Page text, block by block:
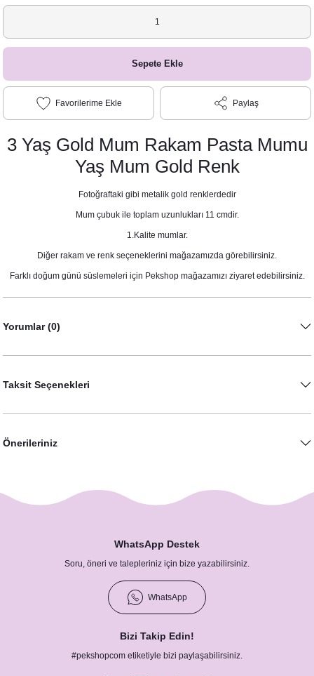
Sepete Ekle
Paylaş
3 Yaş Gold Mum Rakam Pasta Mumu
Yaş Mum Gold Renk
Fotoğraftaki gibi metalik gold renklerdedir
Mum çubuk ile toplam uzunlukları 11 cmdir.
1.Kalite mumlar.
Diğer rakam ve renk seçeneklerini mağazamızda görebilirsiniz.
Farklı doğum günü süslemeleri için Pekshop mağazamızı ziyaret edebilirsiniz.
Yorumlar (0)
Taksit Seçenekleri
Önerileriniz
WhatsApp Destek
Soru, öneri ve talepleriniz için bize yazabilirsiniz.
WhatsApp
Bizi Takip Edin!
#pekshopcom etiketiyle bizi paylaşabilirsiniz.